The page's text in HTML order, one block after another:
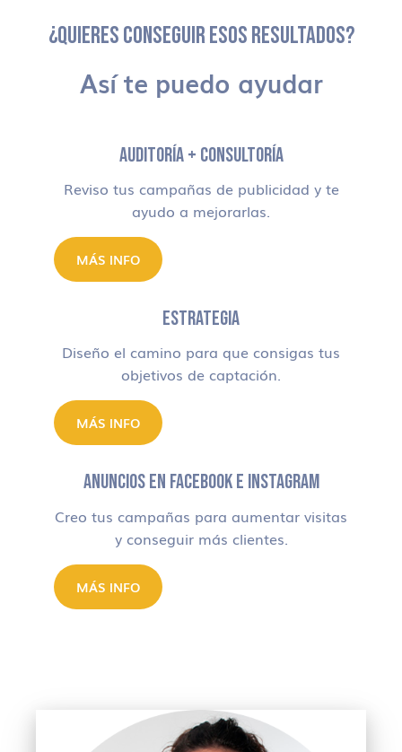
¿QUIERES CONSEGUIR ESOS RESULTADOS?
Así te puedo ayudar
AUDITORÍA + CONSULTORÍA
Reviso tus campañas de publicidad y te
ayudo a mejorarlas.
MÁS INFO
ESTRATEGIA
Diseño el camino para que consigas tus
objetivos de captación.
MÁS INFO
ANUNCIOS EN FACEBOOK E INSTAGRAM
Creo tus campañas para aumentar visitas
y conseguir más clientes.
MÁS INFO